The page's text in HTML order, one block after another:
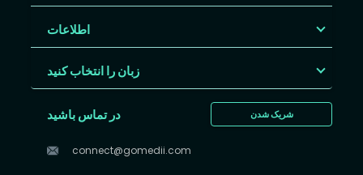
اطلاعات
زبان را انتخاب کنید
شریک شدن در تماس باشید
connect@gomedii.com